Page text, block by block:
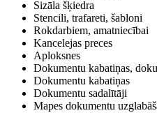
Sizāla šķiedra
Stencili, trafareti, šabloni
Rokdarbiem, amatniecībai
Kancelejas preces
Aploksnes
Dokumentu kabatiņas,
Dokumentu kabatiņas
Dokumentu sadalītāji
Mapes dokumentu